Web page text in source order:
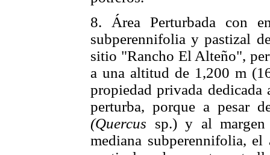
8. Área Perturbada con
subperennifolia y pastizal
sitio "Rancho El Alteño",
a una altitud de 1,200 m
propiedad privada dedicada
perturba, porque a pesar
(Quercus sp.) y al
mediana subperennifolia, el